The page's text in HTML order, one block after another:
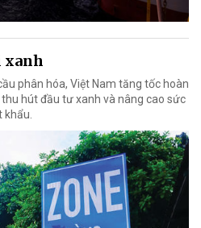
xanh
phân hóa, Việt Nam tăng tốc hoàn
hút đầu tư xanh và nâng cao sức
khẩu.